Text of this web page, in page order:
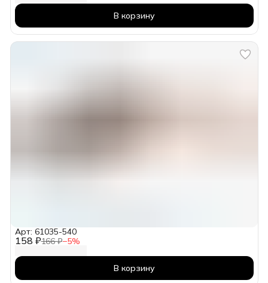
В корзину
158 ₽166 ₽−5%
Арт: 61035-540
В корзину